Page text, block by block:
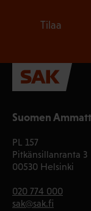
Suomen
PL 157
Pitkänsillanranta 3
00530 Helsinki
020 774 000
sak@sak.fi
Tilaa